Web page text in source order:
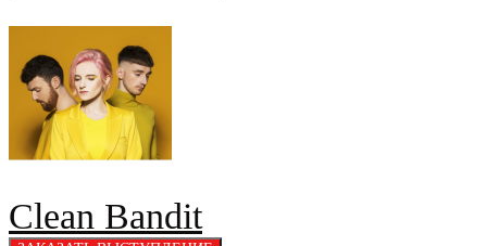
Clean Bandit